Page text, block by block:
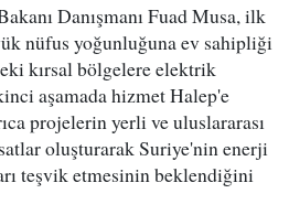
Danışmanı Fuad Musa, ilk
nüfus yoğunluğuna ev sahipliği
kırsal bölgelere elektrik
aşamada hizmet Halep'e
projelerin yerli ve uluslararası
oluşturarak Suriye'nin enerji
teşvik etmesinin beklendiğini